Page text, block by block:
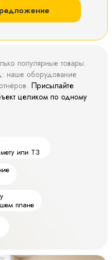
популярные товары.
наше оборудование
Присылайте
целиком по одному
или ТЗ
плане